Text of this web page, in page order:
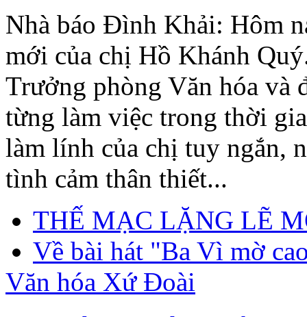
Nhà báo Đình Khải: Hôm
mới của chị Hồ Khánh
Trưởng phòng Văn hóa và
từng làm việc trong thời
làm lính của chị tuy ngắn,
tình cảm thân thiết...
THẾ MẠC LẶNG LẼ
Về bài hát "Ba Vì mờ
Văn hóa Xứ Đoài